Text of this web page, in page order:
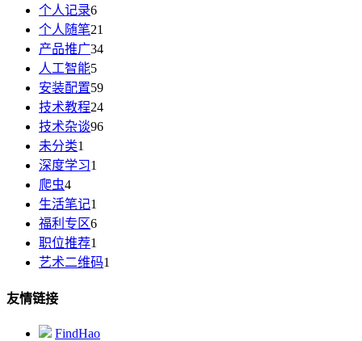
个人记录6
个人随笔21
产品推广34
人工智能5
安装配置59
技术教程24
技术杂谈96
未分类1
深度学习1
爬虫4
生活笔记1
福利专区6
职位推荐1
艺术二维码1
友情链接
FindHao